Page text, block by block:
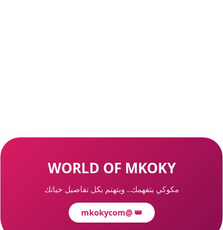
WORLD OF MKOKY
مكوكي بتفهمك.. وبتهتم بكل تفاصيل حياتك
👑
@mkokycom